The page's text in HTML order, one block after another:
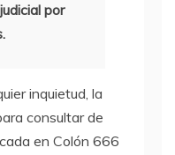
por
inquietud, la
consultar de
en Colón 666